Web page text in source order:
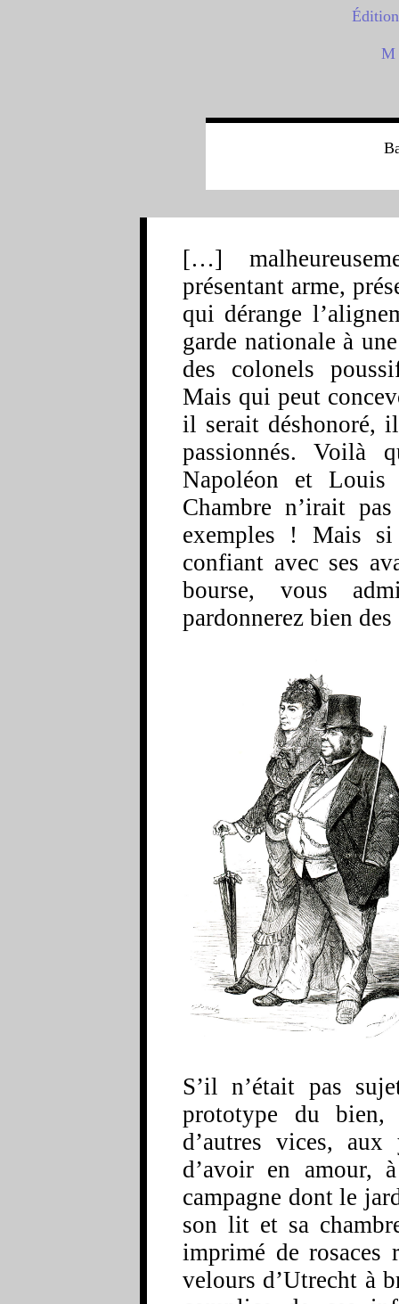
M
[…]
présentant arme,
qui dérange
garde nationale à
des colonels
Mais qui peut
il serait déshonoré,
passionnés.
Napoléon et
Chambre n’irait
exemples ! Mais
confiant avec ses
bourse, vous
pardonnerez bien des
S’il n’était pas
prototype du
d’autres vices,
d’avoir en amour,
campagne dont le
son lit et sa
imprimé de rosaces
velours d’Utrecht à